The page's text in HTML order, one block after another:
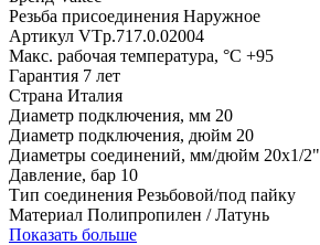
Резьба присоединения Наружное
Артикул VTp.717.0.02004
Макс. рабочая температура, °С +95
Гарантия 7 лет
Страна Италия
Диаметр подключения, мм 20
Диаметр подключения, дюйм 20
Диаметры соединений, мм/дюйм 20х1/2"
Давление, бар 10
Тип соединения Резьбовой/под пайку
Материал Полипропилен / Латунь
Показать больше